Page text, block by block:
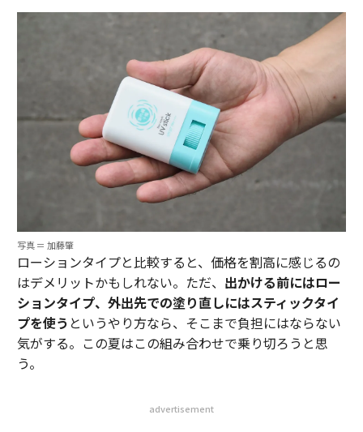
写真 ＝ 加藤肇
ローションタイプと比較すると、価格を割高に感じるの
はデメリットかもしれない。ただ、 出かける前にはロー
ションタイプ、外出先での塗り直しにはスティックタイ
プを使う というやり方なら、そこまで負担にはならない
気がする。この夏はこの組み合わせで乗り切ろうと思
う。
advertisement